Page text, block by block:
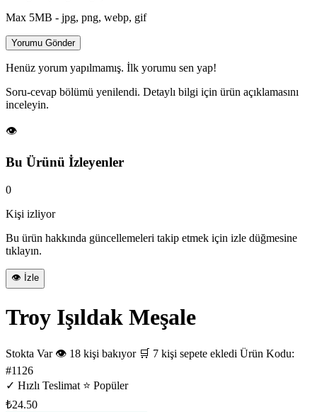
Max 5MB - jpg, png, webp, gif
Yorumu Gönder
Henüz yorum yapılmamış. İlk yorumu sen yap!
Soru-cevap bölümü yenilendi. Detaylı bilgi için ürün açıklamasını
inceleyin.
👁️
Bu Ürünü İzleyenler
0
Kişi izliyor
Bu ürün hakkında güncellemeleri takip etmek için izle düğmesine
tıklayın.
👁️ İzle
Troy Işıldak Meşale
Stokta Var 👁️ 18 kişi bakıyor 🛒 7 kişi sepete ekledi Ürün Kodu:
#1126
✓ Hızlı Teslimat ⭐ Popüler
₺24.50